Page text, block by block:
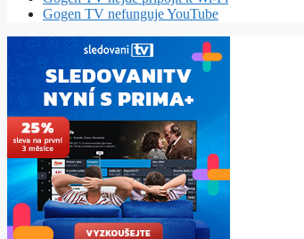
Gogen TV nefunguje YouTube